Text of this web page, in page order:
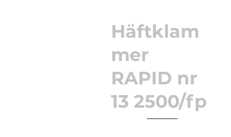
Häftklam
mer
RAPID nr
13 2500/fp